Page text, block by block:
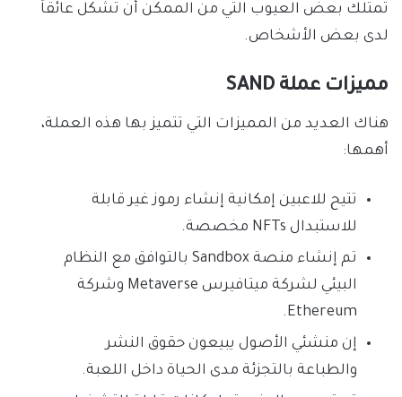
تمتلك بعض العيوب التي من الممكن أن تشكل عائقاً
لدى بعض الأشخاص.
مميزات عملة SAND
هناك العديد من المميزات التي تتميز بها هذه العملة،
أهمها:
تتيح للاعبين إمكانية إنشاء رموز غير قابلة
للاستبدال NFTs مخصصة.
تم إنشاء منصة Sandbox بالتوافق مع النظام
البيئي لشركة ميتافيرس Metaverse وشركة
Ethereum.
إن منشئي الأصول يبيعون حقوق النشر
والطباعة بالتجزئة مدى الحياة داخل اللعبة.